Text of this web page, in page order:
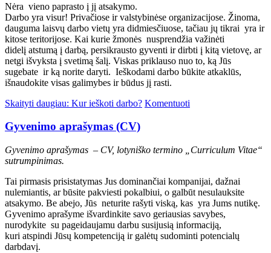
Nėra vieno paprasto į jį atsakymo.
Darbo yra visur! Privačiose ir valstybinėse organizacijose. Žinoma,
dauguma laisvų darbo vietų yra didmiesčiuose, tačiau jų tikrai yra ir
kitose teritorijose. Kai kurie žmonės nusprendžia važinėti
didelį atstumą į darbą, persikrausto gyventi ir dirbti į kitą vietovę, ar
netgi išvyksta į svetimą šalį. Viskas priklauso nuo to, ką Jūs
sugebate ir ką norite daryti. Ieškodami darbo būkite atkaklūs,
išnaudokite visas galimybes ir būdus jį rasti.
Skaityti daugiau: Kur ieškoti darbo? Komentuoti
Gyvenimo aprašymas (CV)
Gyvenimo aprašymas – CV, lotyniško termino „Curriculum Vitae“
sutrumpinimas.
Tai pirmasis prisistatymas Jus dominančiai kompanijai, dažnai
nulemiantis, ar būsite pakviesti pokalbiui, o galbūt nesulauksite
atsakymo. Be abejo, Jūs neturite rašyti viską, kas yra Jums nutikę.
Gyvenimo aprašyme išvardinkite savo geriausias savybes,
nurodykite su pageidaujamu darbu susijusią informaciją,
kuri atspindi Jūsų kompetenciją ir galėtų sudominti potencialų
darbdavį.